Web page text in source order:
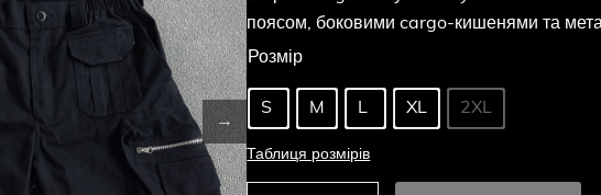
поясом, боковими cargo-кишенями та
Розмір
S M L XL 2XL
Таблиця розмірів